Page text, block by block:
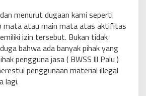
menurut dugaan kami seperti
mata atau main mata atas aktifitas
izin tersebut. Bukan tidak
bahwa ada banyak pihak yang
pengguna jasa ( BWSS lll Palu )
penggunaan material illegal
lagi.